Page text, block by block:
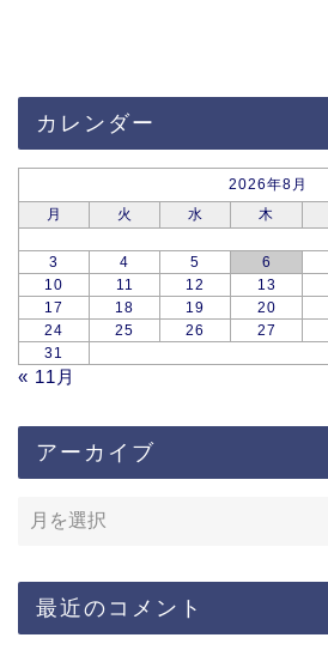
カレンダー
2026年8月
月
火 水 木
3
4 5 6
10
11 12 13
17
18 19 20
24
25 26 27
31
« 11月
アーカイブ
最近のコメント